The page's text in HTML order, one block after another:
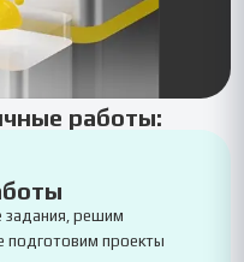
работы:
задания, решим
подготовим проекты